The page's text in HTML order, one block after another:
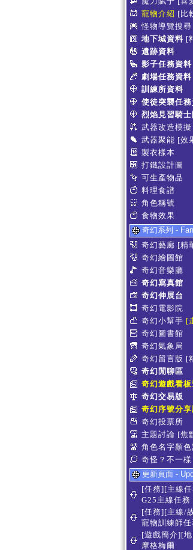
寵物介紹 [比
怪物導覽搜尋
地下城資料 [
遺跡資料
影子任務資料
劇場任務資料
訓練所資料
使徒突襲任
烈焰見習騎
武器改造模擬
武器聚能 [效
製衣樣本
打鐵設計圖
可生產物品
料理食譜
角色稱號
食物效果
奇幻系列 -
奇幻藝廊 [精
奇幻繪圖館
奇幻音樂廳
奇幻寫真館
奇幻伸展台
奇幻電影院
奇幻小幫手 [
奇幻圖書館
奇幻氣象局
奇幻留言版 [
奇幻閒聊區
奇幻遊戲看
奇幻交易版
奇幻序號分享
奇幻投票所
主題討論 [焦
角色名字顏色
奇怪？不一樣
更新頁面 -
[任務][主線
G25主線任務
[任務][主線/
寵物訓練師任
[遊戲簡介][
摩格梅爾